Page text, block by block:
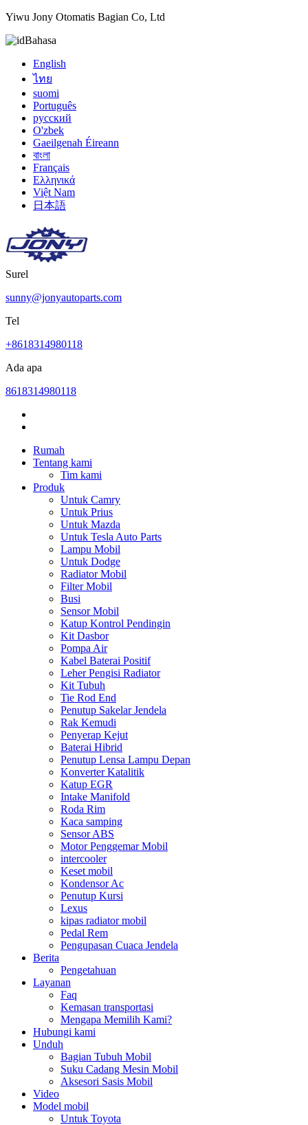
Yiwu Jony Otomatis Bagian Co, Ltd
Bahasa
English
ไทย
suomi
Português
русский
O'zbek
Gaeilgenah Éireann
বাংলা
Français
Ελληνικά
Việt Nam
日本語
Surel
sunny@jonyautoparts.com
Tel
+8618314980118
Ada apa
8618314980118
Rumah
Tentang kami
Tim kami
Produk
Untuk Camry
Untuk Prius
Untuk Mazda
Untuk Tesla Auto Parts
Lampu Mobil
Untuk Dodge
Radiator Mobil
Filter Mobil
Busi
Sensor Mobil
Katup Kontrol Pendingin
Kit Dasbor
Pompa Air
Kabel Baterai Positif
Leher Pengisi Radiator
Kit Tubuh
Tie Rod End
Penutup Sakelar Jendela
Rak Kemudi
Penyerap Kejut
Baterai Hibrid
Penutup Lensa Lampu Depan
Konverter Katalitik
Katup EGR
Intake Manifold
Roda Rim
Kaca samping
Sensor ABS
Motor Penggemar Mobil
intercooler
Keset mobil
Kondensor Ac
Penutup Kursi
Lexus
kipas radiator mobil
Pedal Rem
Pengupasan Cuaca Jendela
Berita
Pengetahuan
Layanan
Faq
Kemasan transportasi
Mengapa Memilih Kami?
Hubungi kami
Unduh
Bagian Tubuh Mobil
Suku Cadang Mesin Mobil
Aksesori Sasis Mobil
Video
Model mobil
Untuk Toyota